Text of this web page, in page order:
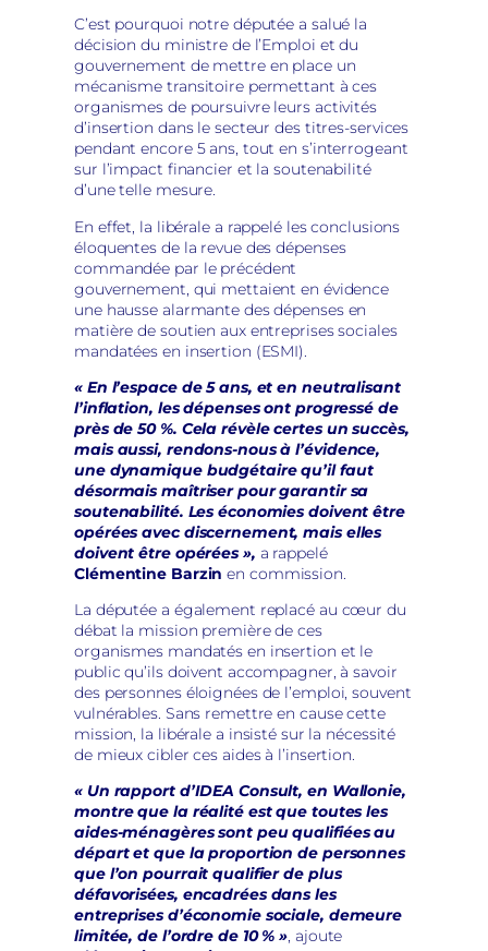
C’est pourquoi notre députée a salué la
décision du ministre de l’Emploi et du
gouvernement de mettre en place un
mécanisme transitoire permettant à ces
organismes de poursuivre leurs activités
d’insertion dans le secteur des titres-services
pendant encore 5 ans, tout en s’interrogeant
sur l’impact financier et la soutenabilité
d’une telle mesure.
En effet, la libérale a rappelé les conclusions
éloquentes de la revue des dépenses
commandée par le précédent
gouvernement, qui mettaient en évidence
une hausse alarmante des dépenses en
matière de soutien aux entreprises sociales
mandatées en insertion (ESMI).
« En l’espace de 5 ans, et en neutralisant
l’inflation, les dépenses ont progressé de
près de 50 %. Cela révèle certes un succès,
mais aussi, rendons-nous à l’évidence,
une dynamique budgétaire qu’il faut
désormais maîtriser pour garantir sa
soutenabilité. Les économies doivent être
opérées avec discernement, mais elles
doivent être opérées », a rappelé
Clémentine Barzin en commission.
La députée a également replacé au cœur du
débat la mission première de ces
organismes mandatés en insertion et le
public qu’ils doivent accompagner, à savoir
des personnes éloignées de l’emploi, souvent
vulnérables. Sans remettre en cause cette
mission, la libérale a insisté sur la nécessité
de mieux cibler ces aides à l’insertion.
« Un rapport d’IDEA Consult, en Wallonie,
montre que la réalité est que toutes les
aides-ménagères sont peu qualifiées au
départ et que la proportion de personnes
que l’on pourrait qualifier de plus
défavorisées, encadrées dans les
entreprises d’économie sociale, demeure
limitée, de l’ordre de 10 % », ajoute